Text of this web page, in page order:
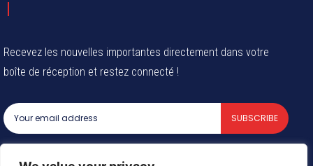
Recevez les nouvelles importantes directement dans votre
boîte de réception et restez connecté !
SUBSCRIBE